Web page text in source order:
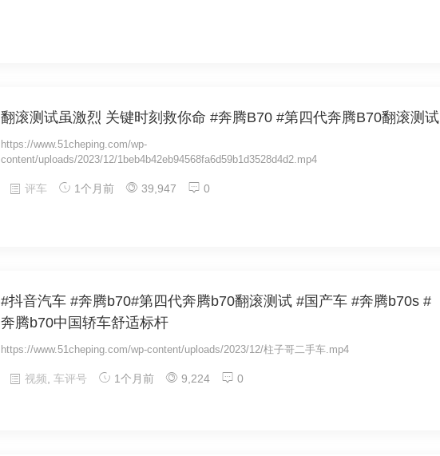
翻滚测试虽激烈 关键时刻救你命 #奔腾B70 #第四代奔腾B70翻滚测试
https://www.51cheping.com/wp-
content/uploads/2023/12/1beb4b42eb94568fa6d59b1d3528d4d2.mp4
评车 1个月前 39,947 0
#抖音汽车 #奔腾b70#第四代奔腾b70翻滚测试 #国产车 #奔腾b70s #
奔腾b70中国轿车舒适标杆
https://www.51cheping.com/wp-content/uploads/2023/12/柱子哥二手车.mp4
视频 车评号 1个月前 9,224 0